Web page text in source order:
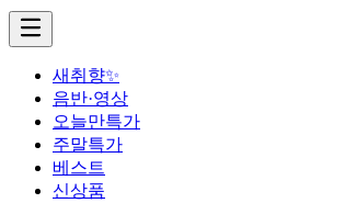
새취향✨
음반·영상
오늘만특가
주말특가
베스트
신상품